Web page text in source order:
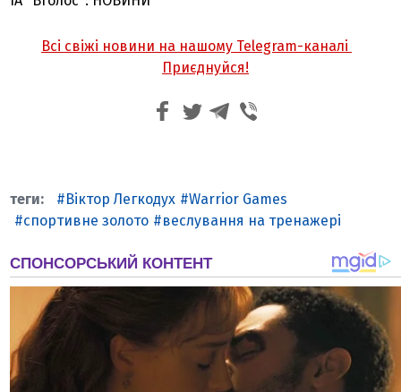
Всі свіжі новини на нашому Telegram-каналі
Приєднуйся!
Віктор Легкодух
Warrior Games
спортивне золото
веслування на тренажері